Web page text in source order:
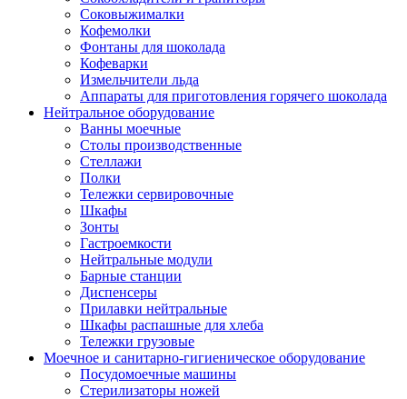
Соковыжималки
Кофемолки
Фонтаны для шоколада
Кофеварки
Измельчители льда
Аппараты для приготовления горячего шоколада
Нейтральное оборудование
Ванны моечные
Столы производственные
Стеллажи
Полки
Тележки сервировочные
Шкафы
Зонты
Гастроемкости
Нейтральные модули
Барные станции
Диспенсеры
Прилавки нейтральные
Шкафы распашные для хлеба
Тележки грузовые
Моечное и санитарно-гигиеническое оборудование
Посудомоечные машины
Стерилизаторы ножей